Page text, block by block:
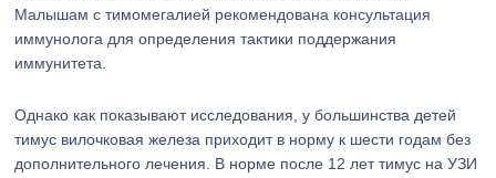
Малышам с тимомегалией рекомендована консультация
иммунолога для определения тактики поддержания
иммунитета.
Однако как показывают исследования, у большинства детей
тимус вилочковая железа приходит в норму к шести годам без
дополнительного лечения. В норме после 12 лет тимус на УЗИ